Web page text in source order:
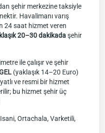
şehir merkezine taksiyle
Havalimanı varış
24 saat hizmet veren
20–30 dakikadaşehir
ile çalışır ve şehir
(yaklaşık 14–20 Euro)
ve resmi bir hizmet
bu hizmet şehir üç
Ortachala, Varketili,